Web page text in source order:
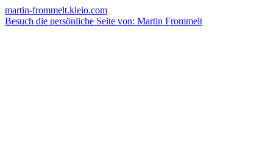
martin-frommelt.kleio.com
Besuch die persönliche Seite von: Martin Frommelt